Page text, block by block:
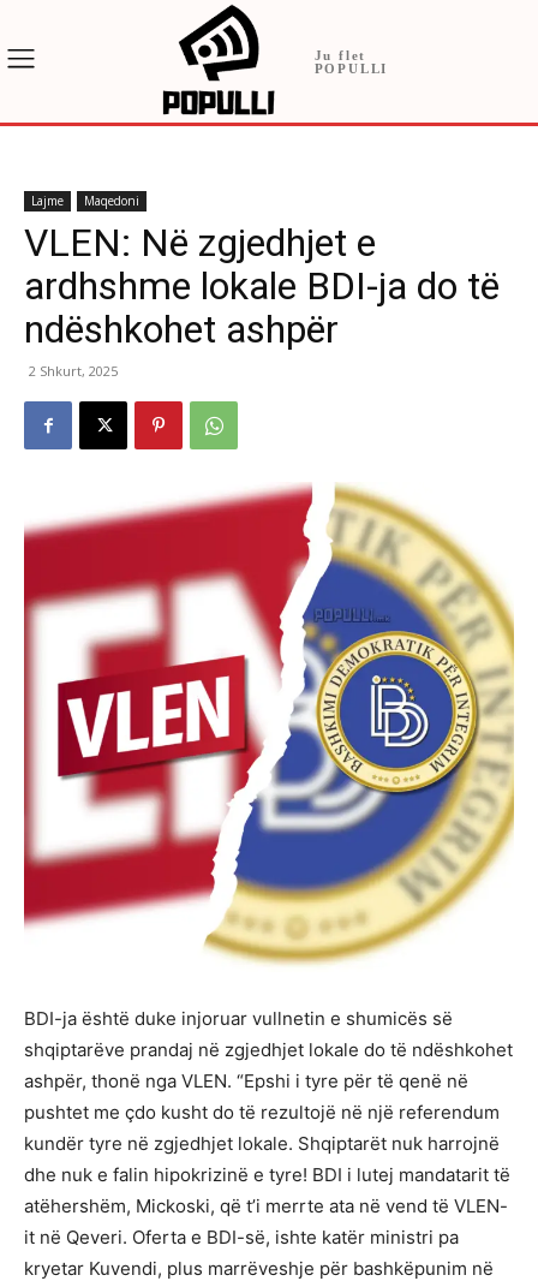
Ju flet
POPULLI
Lajme Maqedoni
VLEN: Në zgjedhjet e
ardhshme lokale BDI-ja do të
ndëshkohet ashpër
2 Shkurt, 2025
BDI-ja është duke injoruar vullnetin e shumicës së
shqiptarëve prandaj në zgjedhjet lokale do të ndëshkohet
ashpër, thonë nga VLEN. “Epshi i tyre për të qenë në
pushtet me çdo kusht do të rezultojë në një referendum
kundër tyre në zgjedhjet lokale. Shqiptarët nuk harrojnë
dhe nuk e falin hipokrizinë e tyre! BDI i lutej mandatarit të
atëhershëm, Mickoski, që t’i merrte ata në vend të VLEN-
it në Qeveri. Oferta e BDI-së, ishte katër ministri pa
kryetar Kuvendi, plus marrëveshje për bashkëpunim në